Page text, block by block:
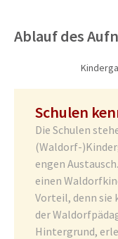
Ablauf des
Schulen
Die Schulen
(Waldorf-
engen
einen
Vorteil, denn sie
der
Hintergrund,